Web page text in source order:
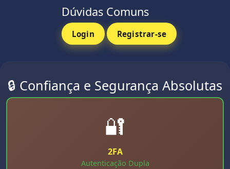
Dúvidas Comuns
Login Registrar-se
🔒 Confiança e Segurança Absolutas
🔐
2FA
Autenticação Dupla